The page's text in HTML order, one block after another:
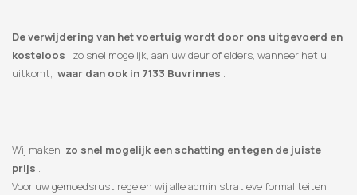
De verwijdering van het voertuig wordt door ons uitgevoerd en
kosteloos , zo snel mogelijk, aan uw deur of elders, wanneer het u
uitkomt, waar dan ook in 7133 Buvrinnes .
Wij maken zo snel mogelijk een schatting en tegen de juiste
prijs .
Voor uw gemoedsrust regelen wij alle administratieve formaliteiten.